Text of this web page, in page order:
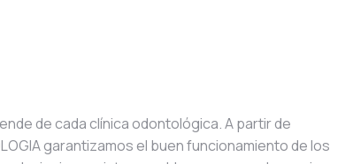
de cada clínica odontológica. A partir de
garantizamos el buen funcionamiento de los